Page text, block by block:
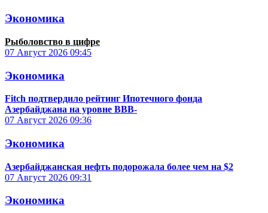
Экономика
Рыболовство в цифре
07 Август 2026 09:45
Экономика
Fitch подтвердило рейтинг Ипотечного фонда
Азербайджана на уровне BBB-
07 Август 2026 09:36
Экономика
Азербайджанская нефть подорожала более чем на $2
07 Август 2026 09:31
Экономика